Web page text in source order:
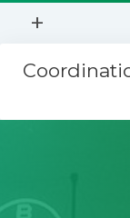
Menü
+
Mitmachen
Kontakt